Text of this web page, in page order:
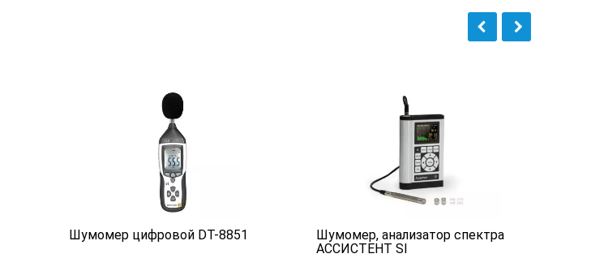
Возможна, с помощью потайного винта
Шумомер цифровой DT-8851
Шумомер, анализатор спектра
АССИСТЕНТ SI